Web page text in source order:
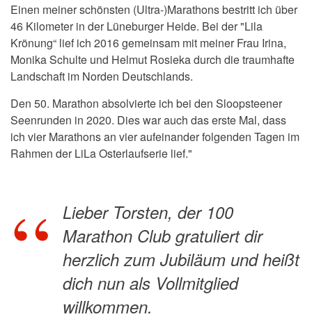
Einen meiner schönsten (Ultra-)Marathons bestritt ich über
46 Kilometer in der Lüneburger Heide. Bei der "Lila
Krönung“ lief ich 2016 gemeinsam mit meiner Frau Irina,
Monika Schulte und Helmut Rosieka durch die traumhafte
Landschaft im Norden Deutschlands.
Den 50. Marathon absolvierte ich bei den Sloopsteener
Seenrunden in 2020. Dies war auch das erste Mal, dass
ich vier Marathons an vier aufeinander folgenden Tagen im
Rahmen der LiLa Osterlaufserie lief."
Lieber Torsten, der 100
Marathon Club gratuliert dir
herzlich zum Jubiläum und heißt
dich nun als Vollmitglied
willkommen.